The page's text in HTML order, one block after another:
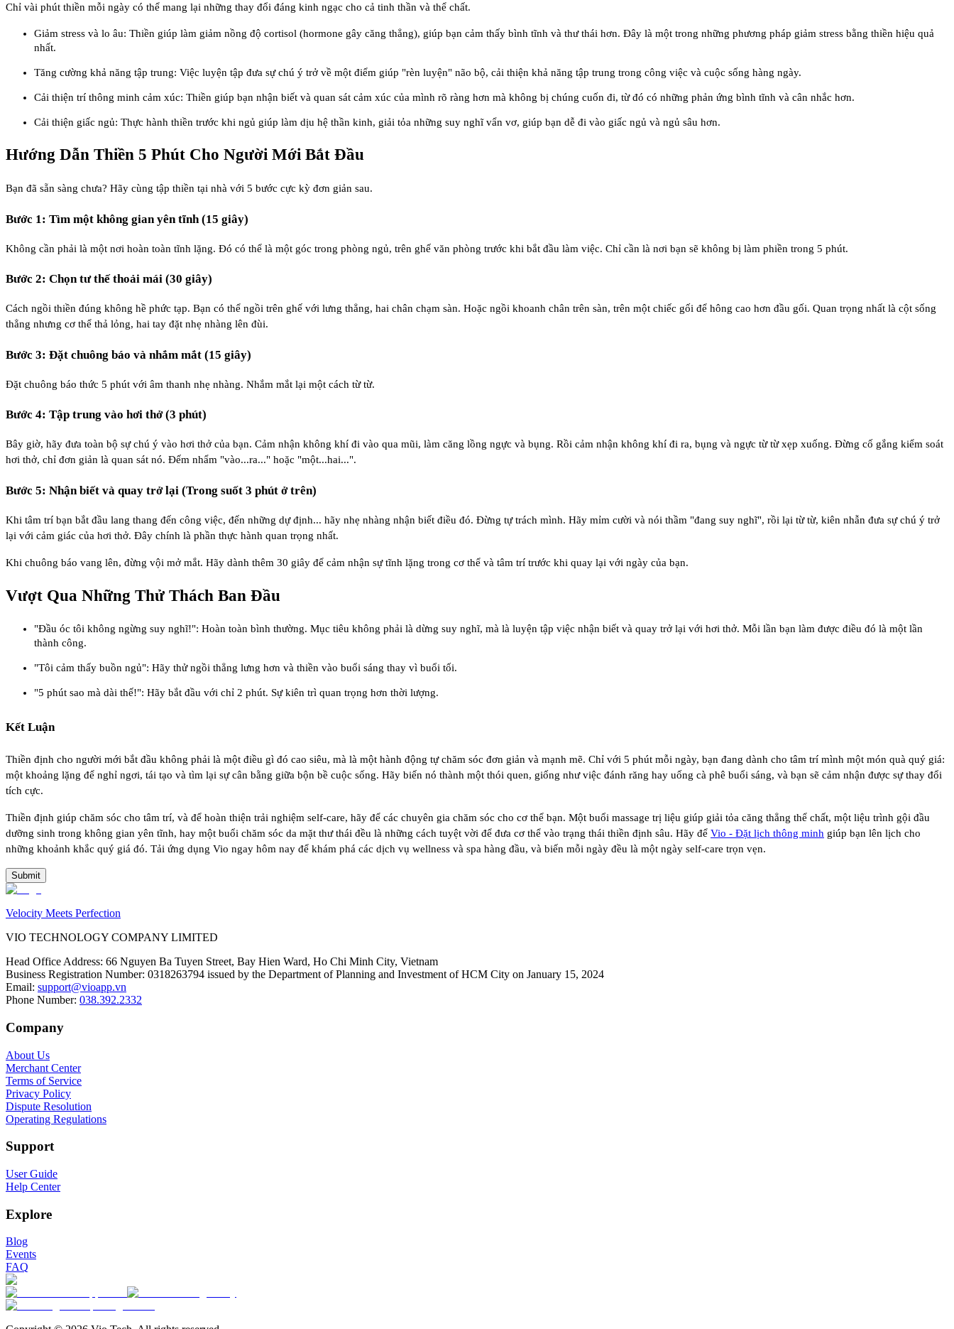
Chỉ vài phút thiền mỗi ngày có thể mang lại những thay đổi đáng kinh ngạc cho cả tinh thần và thể chất.
Giảm stress và lo âu: Thiền giúp làm giảm nồng độ cortisol (hormone gây căng thẳng), giúp bạn cảm thấy bình tĩnh và thư thái hơn. Đây là một trong những phương pháp giảm stress bằng thiền hiệu quả
nhất.
Tăng cường khả năng tập trung: Việc luyện tập đưa sự chú ý trở về một điểm giúp "rèn luyện" não bộ, cải thiện khả năng tập trung trong công việc và cuộc sống hàng ngày.
Cải thiện trí thông minh cảm xúc: Thiền giúp bạn nhận biết và quan sát cảm xúc của mình rõ ràng hơn mà không bị chúng cuốn đi, từ đó có những phản ứng bình tĩnh và cân nhắc hơn.
Cải thiện giấc ngủ: Thực hành thiền trước khi ngủ giúp làm dịu hệ thần kinh, giải tỏa những suy nghĩ vẩn vơ, giúp bạn dễ đi vào giấc ngủ và ngủ sâu hơn.
Hướng Dẫn Thiền 5 Phút Cho Người Mới Bắt Đầu
Bạn đã sẵn sàng chưa? Hãy cùng tập thiền tại nhà với 5 bước cực kỳ đơn giản sau.
Bước 1: Tìm một không gian yên tĩnh (15 giây)
Không cần phải là một nơi hoàn toàn tĩnh lặng. Đó có thể là một góc trong phòng ngủ, trên ghế văn phòng trước khi bắt đầu làm việc. Chỉ cần là nơi bạn sẽ không bị làm phiền trong 5 phút.
Bước 2: Chọn tư thế thoải mái (30 giây)
Cách ngồi thiền đúng không hề phức tạp. Bạn có thể ngồi trên ghế với lưng thẳng, hai chân chạm sàn. Hoặc ngồi khoanh chân trên sàn, trên một chiếc gối để hông cao hơn đầu gối. Quan trọng nhất là cột sống
thẳng nhưng cơ thể thả lỏng, hai tay đặt nhẹ nhàng lên đùi.
Bước 3: Đặt chuông báo và nhắm mắt (15 giây)
Đặt chuông báo thức 5 phút với âm thanh nhẹ nhàng. Nhắm mắt lại một cách từ từ.
Bước 4: Tập trung vào hơi thở (3 phút)
Bây giờ, hãy đưa toàn bộ sự chú ý vào hơi thở của bạn. Cảm nhận không khí đi vào qua mũi, làm căng lồng ngực và bụng. Rồi cảm nhận không khí đi ra, bụng và ngực từ từ xẹp xuống. Đừng cố gắng kiểm soát
hơi thở, chỉ đơn giản là quan sát nó. Đếm nhẩm "vào...ra..." hoặc "một...hai...".
Bước 5: Nhận biết và quay trở lại (Trong suốt 3 phút ở trên)
Khi tâm trí bạn bắt đầu lang thang đến công việc, đến những dự định... hãy nhẹ nhàng nhận biết điều đó. Đừng tự trách mình. Hãy mỉm cười và nói thầm "đang suy nghĩ", rồi lại từ từ, kiên nhẫn đưa sự chú ý trở
lại với cảm giác của hơi thở. Đây chính là phần thực hành quan trọng nhất.
Khi chuông báo vang lên, đừng vội mở mắt. Hãy dành thêm 30 giây để cảm nhận sự tĩnh lặng trong cơ thể và tâm trí trước khi quay lại với ngày của bạn.
Vượt Qua Những Thử Thách Ban Đầu
"Đầu óc tôi không ngừng suy nghĩ!": Hoàn toàn bình thường. Mục tiêu không phải là dừng suy nghĩ, mà là luyện tập việc nhận biết và quay trở lại với hơi thở. Mỗi lần bạn làm được điều đó là một lần
thành công.
"Tôi cảm thấy buồn ngủ": Hãy thử ngồi thẳng lưng hơn và thiền vào buổi sáng thay vì buổi tối.
"5 phút sao mà dài thế!": Hãy bắt đầu với chỉ 2 phút. Sự kiên trì quan trọng hơn thời lượng.
Kết Luận
Thiền định cho người mới bắt đầu không phải là một điều gì đó cao siêu, mà là một hành động tự chăm sóc đơn giản và mạnh mẽ. Chỉ với 5 phút mỗi ngày, bạn đang dành cho tâm trí mình một món quà quý giá:
một khoảng lặng để nghỉ ngơi, tái tạo và tìm lại sự cân bằng giữa bộn bề cuộc sống. Hãy biến nó thành một thói quen, giống như việc đánh răng hay uống cà phê buổi sáng, và bạn sẽ cảm nhận được sự thay đổi
tích cực.
Thiền định giúp chăm sóc cho tâm trí, và để hoàn thiện trải nghiệm self-care, hãy để các chuyên gia chăm sóc cho cơ thể bạn. Một buổi massage trị liệu giúp giải tỏa căng thẳng thể chất, một liệu trình gội đầu
dưỡng sinh trong không gian yên tĩnh, hay một buổi chăm sóc da mặt thư thái đều là những cách tuyệt vời để đưa cơ thể vào trạng thái thiền định sâu. Hãy để Vio - Đặt lịch thông minh giúp bạn lên lịch cho
những khoảnh khắc quý giá đó. Tải ứng dụng Vio ngay hôm nay để khám phá các dịch vụ wellness và spa hàng đầu, và biến mỗi ngày đều là một ngày self-care trọn vẹn.
Submit
Velocity Meets Perfection
VIO TECHNOLOGY COMPANY LIMITED
Head Office Address: 66 Nguyen Ba Tuyen Street, Bay Hien Ward, Ho Chi Minh City, Vietnam
Business Registration Number: 0318263794 issued by the Department of Planning and Investment of HCM City on January 15, 2024
Email: support@vioapp.vn
Phone Number: 038.392.2332
Company
About Us
Merchant Center
Terms of Service
Privacy Policy
Dispute Resolution
Operating Regulations
Support
User Guide
Help Center
Explore
Blog
Events
FAQ